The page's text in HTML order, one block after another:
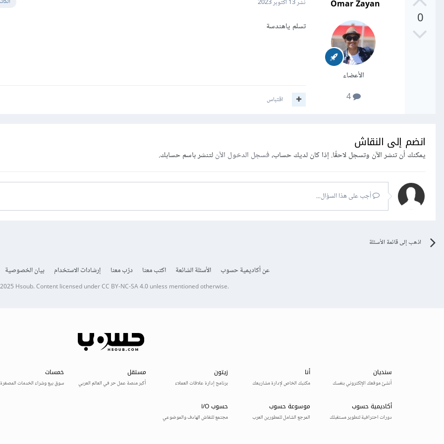
0
Omar Zayan
الأعضاء
4
نشر13 أكتوبر 2023
تسلم ياهندسة
اقتباس
انضم إلى النقاش
يمكنك أن تنشر الآن وتسجل لاحقًا. إذا كان لديك حساب،فسجل الدخول الآنلتنشر باسم حسابك.
أجب على هذا السؤال...
اذهب إلى قائمة الأسئلة
عن أكاديمية حسوب الأسئلة الشائعة اكتب معنا درّب معنا إرشادات الاستخدام بيان الخصوصية
Hsoub.Content licensed underCC BY-NC-SA 4.0unless mentioned otherwise.